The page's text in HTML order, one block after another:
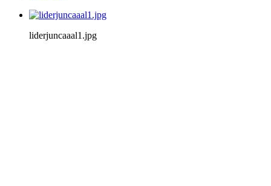
liderjuncaaal1.jpg